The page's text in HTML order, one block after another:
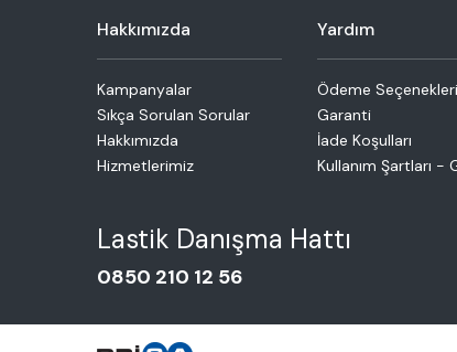
Hakkımızda
Kampanyalar
Sıkça Sorulan Sorular
Hakkımızda
Hizmetlerimiz
Yardım
Ödeme Seçenekleri
Garanti
İade Koşulları
Kullanım Şartları -
Lastik Danışma Hattı
0850 210 12 56